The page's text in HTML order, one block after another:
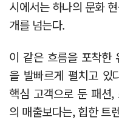
시에서는 하나의 문화
개를 넘는다.
이 같은 흐름을 포착한
을 발빠르게 펼치고 있
핵심 고객으로 둔 패션
의 매출보다는, 힙한 트